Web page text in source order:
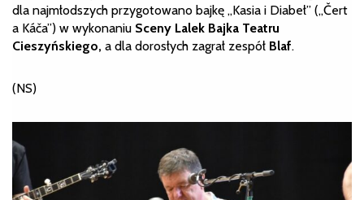
dla najmłodszych przygotowano bajkę „Kasia i Diabeł” („Čert
a Káča”) w wykonaniu Sceny Lalek Bajka Teatru
Cieszyńskiego, a dla dorosłych zagrał zespół Blaf.
(NS)